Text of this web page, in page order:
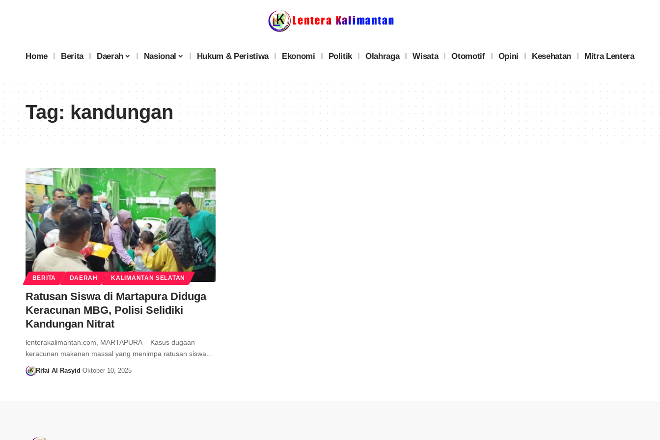
Home Berita Daerah Nasional Hukum & Peristiwa Ekonomi Politik Olahraga Wisata Otomotif Opini Kesehatan Mitra Lentera
Tag:kandungan
BERITA DAERAH KALIMANTAN SELATAN
Ratusan Siswa di Martapura Diduga
Keracunan MBG, Polisi Selidiki
Kandungan Nitrat
lenterakalimantan.com, MARTAPURA – Kasus dugaan
keracunan makanan massal yang menimpa ratusan siswa…
Rifai Al Rasyid Oktober 10, 2025